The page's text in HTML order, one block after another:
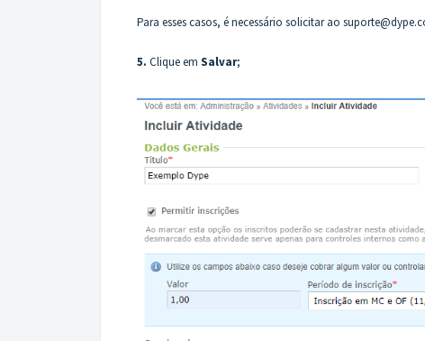
Para esses casos, é necessário solicitar ao
5. Clique em Salvar;